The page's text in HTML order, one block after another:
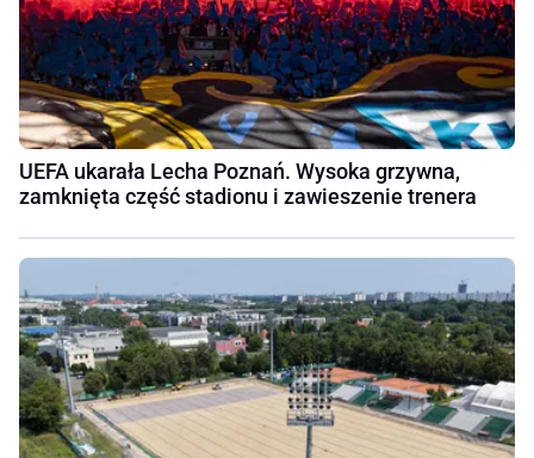
UEFA ukarała Lecha Poznań. Wysoka grzywna,
zamknięta część stadionu i zawieszenie trenera